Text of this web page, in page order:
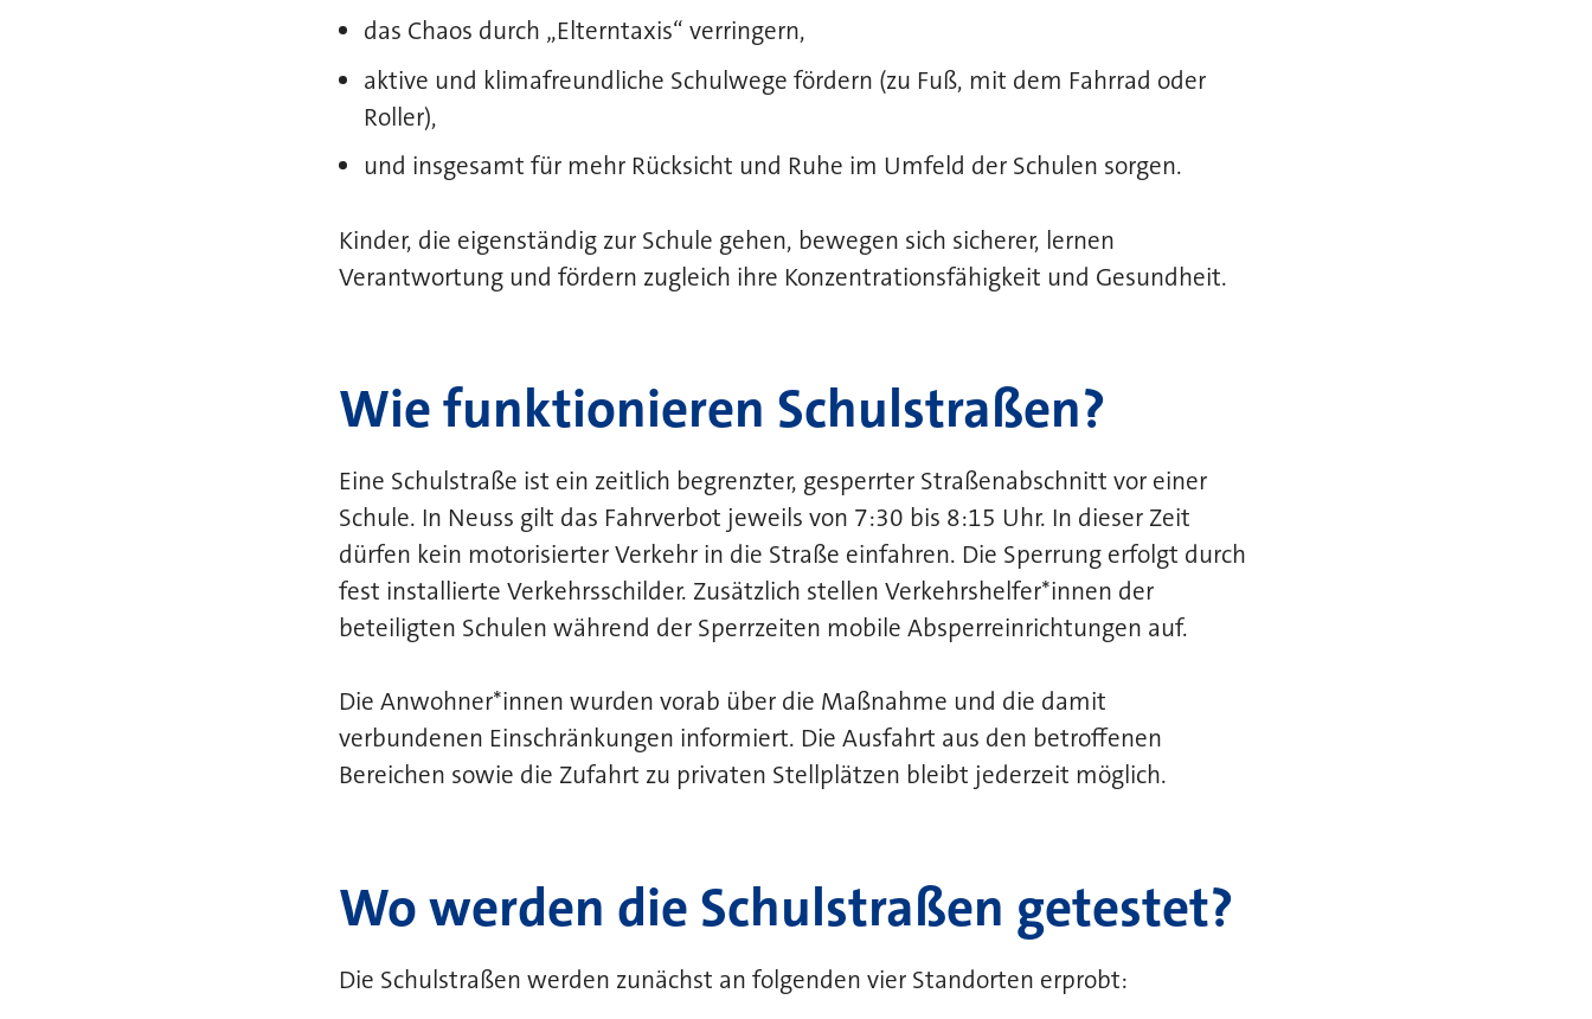
das Chaos durch „Elterntaxis“ verringern,
aktive und klimafreundliche Schulwege fördern (zu Fuß, mit dem Fahrrad oder
Roller),
und insgesamt für mehr Rücksicht und Ruhe im Umfeld der Schulen sorgen.
Kinder, die eigenständig zur Schule gehen, bewegen sich sicherer, lernen
Verantwortung und fördern zugleich ihre Konzentrationsfähigkeit und Gesundheit.
Wie funktionieren Schulstraßen?
Eine Schulstraße ist ein zeitlich begrenzter, gesperrter Straßenabschnitt vor einer
Schule. In Neuss gilt das Fahrverbot jeweils von 7:30 bis 8:15 Uhr. In dieser Zeit
dürfen kein motorisierter Verkehr in die Straße einfahren. Die Sperrung erfolgt durch
fest installierte Verkehrsschilder. Zusätzlich stellen Verkehrshelfer*innen der
beteiligten Schulen während der Sperrzeiten mobile Absperreinrichtungen auf.
Die Anwohner*innen wurden vorab über die Maßnahme und die damit
verbundenen Einschränkungen informiert. Die Ausfahrt aus den betroffenen
Bereichen sowie die Zufahrt zu privaten Stellplätzen bleibt jederzeit möglich.
Wo werden die Schulstraßen getestet?
Die Schulstraßen werden zunächst an folgenden vier Standorten erprobt: